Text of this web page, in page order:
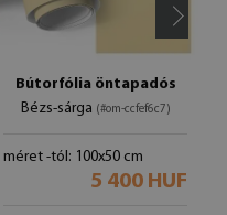
Bútorfólia öntapadós
Bézs-sárga (#om-ccfef6c7)
méret -tól: 100x50 cm
5 400 HUF